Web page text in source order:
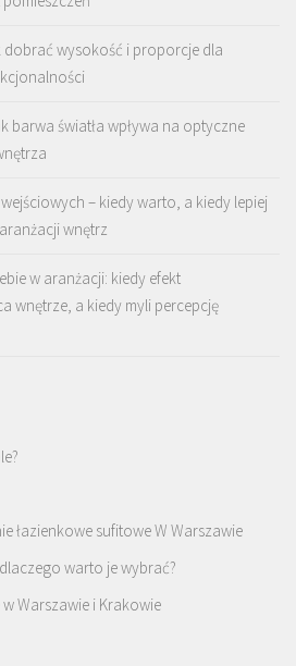
wysokość i proporcje dla
barwa światła wpływa na optyczne
– kiedy warto, a kiedy lepiej
wnętrz
w aranżacji: kiedy efekt
wnętrze, a kiedy myli percepcję
łazienkowe sufitowe W Warszawie
warto je wybrać?
Warszawie i Krakowie